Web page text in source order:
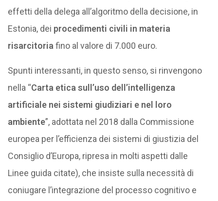
effetti della delega all’algoritmo della decisione, in
Estonia, dei procedimenti civili in materia
risarcitoria fino al valore di 7.000 euro.
Spunti interessanti, in questo senso, si rinvengono
nella “Carta etica sull’uso dell’intelligenza
artificiale nei sistemi giudiziari e nel loro
ambiente”, adottata nel 2018 dalla Commissione
europea per l’efficienza dei sistemi di giustizia del
Consiglio d’Europa, ripresa in molti aspetti dalle
Linee guida citate), che insiste sulla necessità di
coniugare l’integrazione del processo cognitivo e